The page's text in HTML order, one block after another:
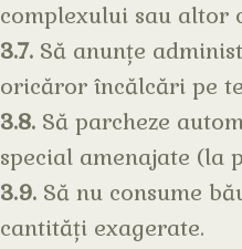
complexului sau altor
3.7. Să anunțe
oricăror încălcări pe
3.8. Să parcheze
special amenajate (la
3.9. Să nu consume
cantități exagerate.